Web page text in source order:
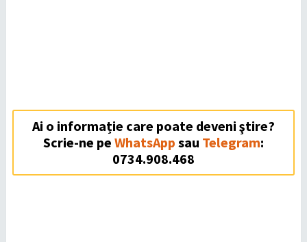
Ai o informație care poate deveni ştire?
Scrie-ne pe WhatsApp sau Telegram:
0734.908.468